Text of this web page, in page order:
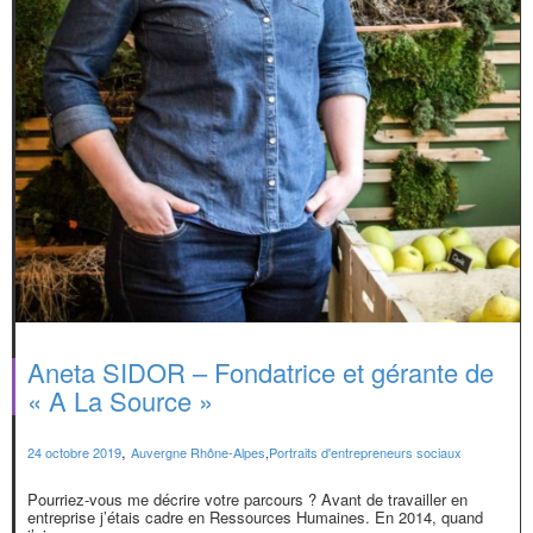
Aneta SIDOR – Fondatrice et gérante de
« A La Source »
24 octobre 2019, Auvergne Rhône-Alpes,Portraits d'entrepreneurs sociaux
Pourriez-vous me décrire votre parcours ? Avant de travailler en
entreprise j’étais cadre en Ressources Humaines. En 2014, quand